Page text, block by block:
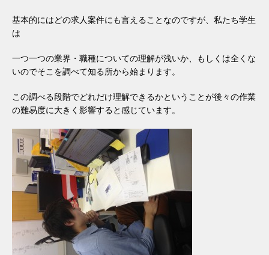
基本的にはどの求人案件にも言えることなのですが、私たち学生
は
一つ一つの業界・職種についての理解が浅いか、もしくは全くな
いのでそこを調べて知る所から始まります。
この調べる段階でどれだけ理解できるかということが後々の作業
の難易度に大きく影響すると感じています。